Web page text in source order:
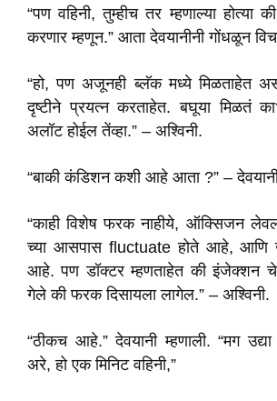
“पण वहिनी, तुम्हीच तर म्हणाल्या होत्या
करणार म्हणून.” आता देवयानीनी गोंधळून
“हो, पण अजूनही ब्लॅक मध्ये मिळताहेत
दृष्टीने प्रयत्न करताहेत. बघूया मिळतं
अलॉट होईल तेंव्हा.” – अश्विनी.
“बाकी कंडिशन कशी आहे आता ?” –
“काही विशेष फरक नाहीये, ऑक्सिजन
च्या आसपास fluctuate होते आहे, आणि
आहे. पण डॉक्टर म्हणताहेत की इंजेक्शन चे
गेले की फरक दिसायला लागेल.” – अश्विनी.
“ठीकच आहे.” देवयानी म्हणाली. “मग
अरे, हो एक मिनिट वहिनी,”